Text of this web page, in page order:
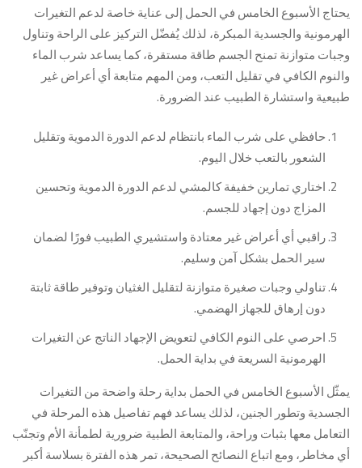
يحتاج الأسبوع الخامس في الحمل إلى عناية خاصة لدعم التغيرات
الهرمونية والجسدية المبكرة، لذلك يُفضّل التركيز على الراحة وتناول
وجبات متوازنة تمنح الجسم طاقة مستقرة، كما يساعد شرب الماء
والنوم الكافي في تقليل التعب، ومن المهم متابعة أي أعراض غير
طبيعية واستشارة الطبيب عند الضرورة.
حافظي على شرب الماء بانتظام لدعم الدورة الدموية وتقليل
الشعور بالتعب خلال اليوم.
اختاري تمارين خفيفة كالمشي لدعم الدورة الدموية وتحسين
المزاج دون إجهاد للجسم.
راقبي أي أعراض غير معتادة واستشيري الطبيب فورًا لضمان
سير الحمل بشكل آمن وسليم.
تناولي وجبات صغيرة متوازنة لتقليل الغثيان وتوفير طاقة ثابتة
دون إرهاق للجهاز الهضمي.
احرصي على النوم الكافي لتعويض الإجهاد الناتج عن التغيرات
الهرمونية السريعة في بداية الحمل.
يمثّل الأسبوع الخامس في الحمل بداية رحلة واضحة من التغيرات
الجسدية وتطور الجنين، لذلك يساعد فهم تفاصيل هذه المرحلة في
التعامل معها بثبات وراحة، والمتابعة الطبية ضرورية لطمأنة الأم وتجنّب
أي مخاطر، ومع اتباع النصائح الصحيحة، تمر هذه الفترة بسلاسة أكبر